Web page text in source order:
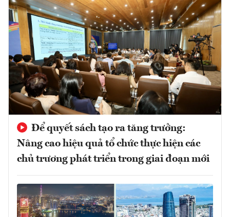
Để quyết sách tạo ra tăng trưởng:
Nâng cao hiệu quả tổ chức thực hiện các
chủ trương phát triển trong giai đoạn mới